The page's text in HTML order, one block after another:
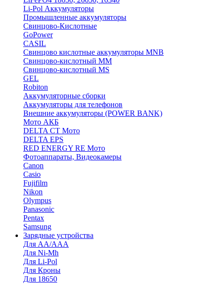
Li-Pol Аккумуляторы
Промышленные аккумуляторы
Свинцово-Кислотные
GoPower
CASIL
Свинцово кислотные аккумуляторы MNB
Cвинцово-кислотный MM
Cвинцово-кислотный MS
GEL
Robiton
Аккумуляторные сборки
Аккумуляторы для телефонов
Внешние аккумуляторы (POWER BANK)
Мото АКБ
DELTA CT Мото
DELTA EPS
RED ENERGY RE Мото
Фотоаппараты, Видеокамеры
Canon
Casio
Fujifilm
Nikon
Olympus
Panasonic
Pentax
Samsung
Зарядные устройства
Для AA/AAA
Для Ni-Mh
Для Li-Pol
Для Кроны
Для 18650